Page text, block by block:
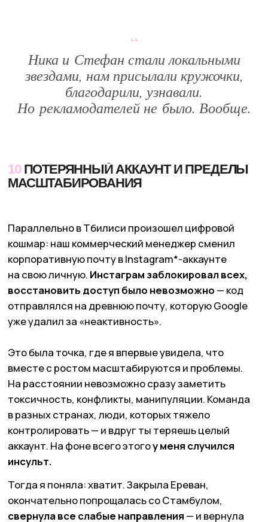
“
Ника и Стефан стали локальными
звездами, нам присылали кружочки,
благодарили, узнавали.
Но рекламодателей не было. Вообще.
ИНТЕРВЬЮ У ГИТЕЛЬМАНА И ВЫХОД
и о ЩУКЕ заговорили иначе, как о бренде
с историей, смыслом и ростом. Отклик был
почувствовала, что готова быть публичной
именно как человек, а не только как фаундерка
медиа.
Подписывайтесь
на нас в Telegram
без СМС и регистраций